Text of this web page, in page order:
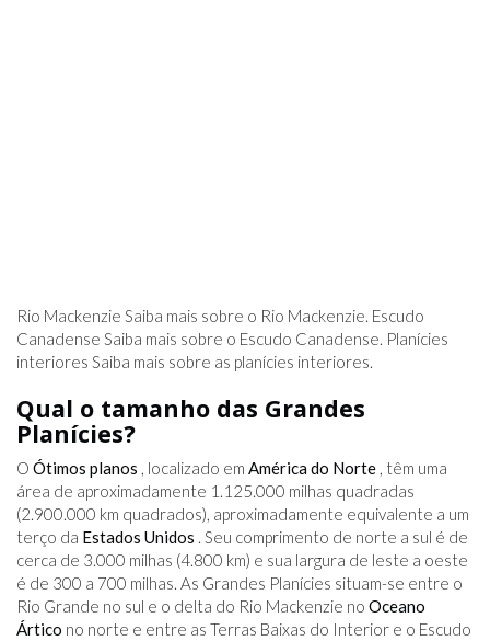
Rio Mackenzie Saiba mais sobre o Rio Mackenzie. Escudo
Canadense Saiba mais sobre o Escudo Canadense. Planícies
interiores Saiba mais sobre as planícies interiores.
Qual o tamanho das Grandes
Planícies?
O Ótimos planos , localizado em América do Norte , têm uma
área de aproximadamente 1.125.000 milhas quadradas
(2.900.000 km quadrados), aproximadamente equivalente a um
terço da Estados Unidos . Seu comprimento de norte a sul é de
cerca de 3.000 milhas (4.800 km) e sua largura de leste a oeste
é de 300 a 700 milhas. As Grandes Planícies situam-se entre o
Rio Grande no sul e o delta do Rio Mackenzie no Oceano
Ártico no norte e entre as Terras Baixas do Interior e o Escudo